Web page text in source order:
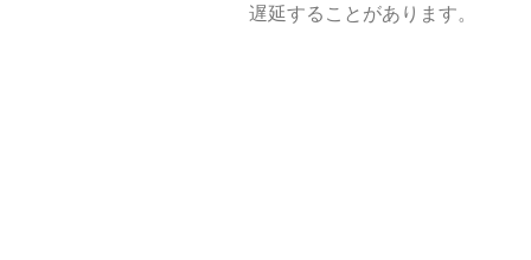
遅延することがあります。